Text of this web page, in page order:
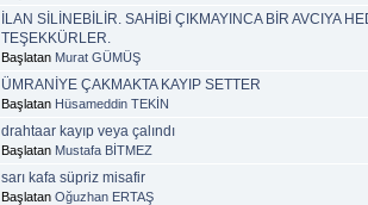
İLAN SİLİNEBİLİR. SAHİBİ ÇIKMAYINCA BİR AVCIYA
TEŞEKKÜRLER.
Başlatan Murat GÜMÜŞ
ÜMRANİYE ÇAKMAKTA KAYIP SETTER
Başlatan Hüsameddin TEKİN
drahtaar kayıp veya çalındı
Başlatan Mustafa BİTMEZ
sarı kafa süpriz misafir
Başlatan Oğuzhan ERTAŞ